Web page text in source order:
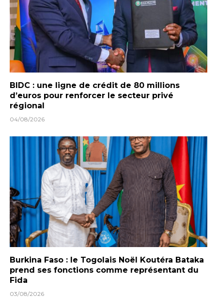
BIDC : une ligne de crédit de 80 millions
d’euros pour renforcer le secteur privé
régional
04/08/2026
Burkina Faso : le Togolais Noël Koutéra Bataka
prend ses fonctions comme représentant du
Fida
03/08/2026